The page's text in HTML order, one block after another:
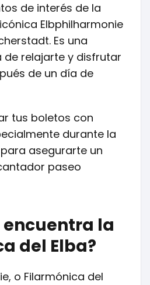
de interés de la
Elbphilharmonie
Es una
relajarte y disfrutar
de un día de
tus boletos con
durante la
asegurarte un
paseo
encuentra la
del Elba?
o Filarmónica del